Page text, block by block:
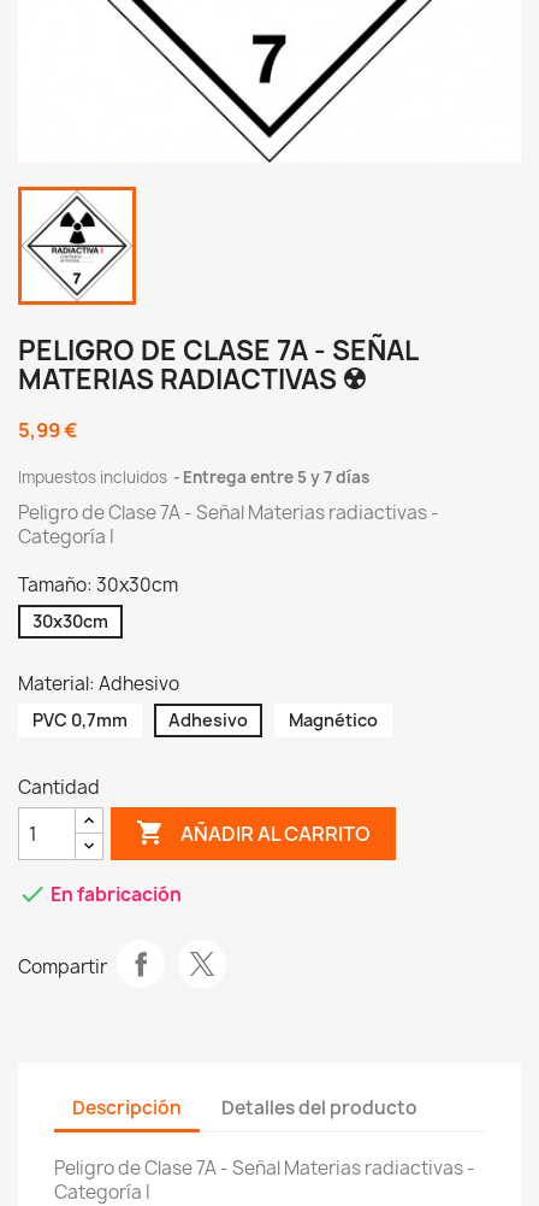
PELIGRO DE CLASE 7A - SEÑAL
MATERIAS RADIACTIVAS ☢️
5,99 €
Impuestos incluidos Entrega entre 5 y 7 días
Peligro de Clase 7A - Señal Materias radiactivas -
Categoría I
Tamaño: 30x30cm
30x30cm
Material: Adhesivo
PVC 0,7mm Adhesivo Magnético
Cantidad
shopping_cart AÑADIR AL CARRITO
check En fabricación
Compartir
Descripción Detalles del producto
Peligro de Clase 7A - Señal Materias radiactivas -
Categoría I